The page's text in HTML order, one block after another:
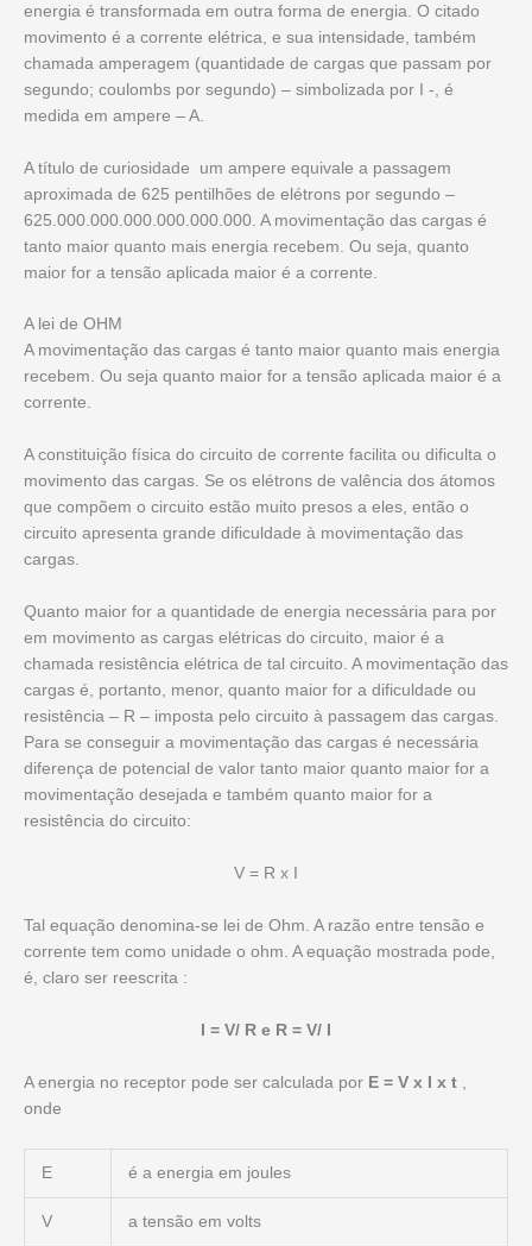
energia é transformada em outra forma de energia. O citado
movimento é a corrente elétrica, e sua intensidade, também
chamada amperagem (quantidade de cargas que passam por
segundo; coulombs por segundo) – simbolizada por I -, é
medida em ampere – A.
A título de curiosidade um ampere equivale a passagem
aproximada de 625 pentilhões de elétrons por segundo –
625.000.000.000.000.000.000. A movimentação das cargas é
tanto maior quanto mais energia recebem. Ou seja, quanto
maior for a tensão aplicada maior é a corrente.
A lei de OHM
A movimentação das cargas é tanto maior quanto mais energia
recebem. Ou seja quanto maior for a tensão aplicada maior é a
corrente.
A constituição física do circuito de corrente facilita ou dificulta o
movimento das cargas. Se os elétrons de valência dos átomos
que compõem o circuito estão muito presos a eles, então o
circuito apresenta grande dificuldade à movimentação das
cargas.
Quanto maior for a quantidade de energia necessária para por
em movimento as cargas elétricas do circuito, maior é a
chamada resistência elétrica de tal circuito. A movimentação das
cargas é, portanto, menor, quanto maior for a dificuldade ou
resistência – R – imposta pelo circuito à passagem das cargas.
Para se conseguir a movimentação das cargas é necessária
diferença de potencial de valor tanto maior quanto maior for a
movimentação desejada e também quanto maior for a
resistência do circuito:
V = R x I
Tal equação denomina-se lei de Ohm. A razão entre tensão e
corrente tem como unidade o ohm. A equação mostrada pode,
é, claro ser reescrita :
I = V/ R e R = V/ I
A energia no receptor pode ser calculada por E = V x I x t
onde
E é a energia em joules
V a tensão em volts